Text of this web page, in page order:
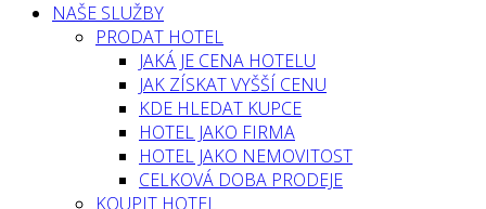
NAŠE SLUŽBY
PRODAT HOTEL
JAKÁ JE CENA HOTELU
JAK ZÍSKAT VYŠŠÍ CENU
KDE HLEDAT KUPCE
HOTEL JAKO FIRMA
HOTEL JAKO NEMOVITOST
CELKOVÁ DOBA PRODEJE
KOUPIT HOTEL